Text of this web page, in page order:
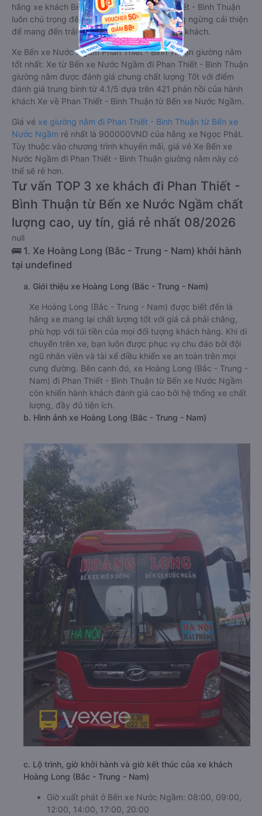
hãng xe khách Bến xe Nước Ngầm Phan Thiết - Bình Thuận
luôn chú trọng đến chất lượng dịch vụ, không ngừng cải thiện
để mang đến trải nghiệm hoàn hảo cho hành khách.
Xe Bến xe Nước Ngầm Phan Thiết - Bình Thuận giường nằm
tốt nhất: Xe từ Bến xe Nước Ngầm đi Phan Thiết - Bình Thuận
giường nằm được đánh giá chung chất lượng Tốt với điểm
đánh giá trung bình từ 4.1/5 dựa trên 421 phản hồi của hành
khách Xe về Phan Thiết - Bình Thuận từ Bến xe Nước Ngầm.
Giá vé xe giường nằm đi Phan Thiết - Bình Thuận từ Bến xe
Nước Ngầm rẻ nhất là 900000VND của hãng xe Ngọc Phát.
Tùy thuộc vào chương trình khuyến mãi, giá vé Xe Bến xe
Nước Ngầm đi Phan Thiết - Bình Thuận giường nằm này có
thể sẽ rẻ hơn.
Tư vấn TOP 3 xe khách đi Phan Thiết -
Bình Thuận từ Bến xe Nước Ngầm chất
lượng cao, uy tín, giá rẻ nhất 08/2026
null
🚌 1. Xe Hoàng Long (Bắc - Trung - Nam) khởi hành
tại undefined
a. Giới thiệu xe Hoàng Long (Bắc - Trung - Nam)
Xe Hoàng Long (Bắc - Trung - Nam) được biết đến là
hãng xe mang lại chất lượng tốt với giá cả phải chăng,
phù hợp với túi tiền của mọi đối tượng khách hàng. Khi di
chuyển trên xe, bạn luôn được phục vụ chu đáo bởi đội
ngũ nhân viên và tài xế điều khiển xe an toàn trên mọi
cung đường. Bên cạnh đó, xe Hoàng Long (Bắc - Trung -
Nam) đi Phan Thiết - Bình Thuận từ Bến xe Nước Ngầm
còn khiến hành khách đánh giá cao bởi hệ thống xe chất
lượng, đầy đủ tiện ích.
b. Hình ảnh xe Hoàng Long (Bắc - Trung - Nam)
c. Lộ trình, giờ khởi hành và giờ kết thúc của xe khách
Hoàng Long (Bắc - Trung - Nam)
Giờ xuất phát ở Bến xe Nước Ngầm: 08:00, 09:00,
12:00, 14:00, 17:00, 20:00